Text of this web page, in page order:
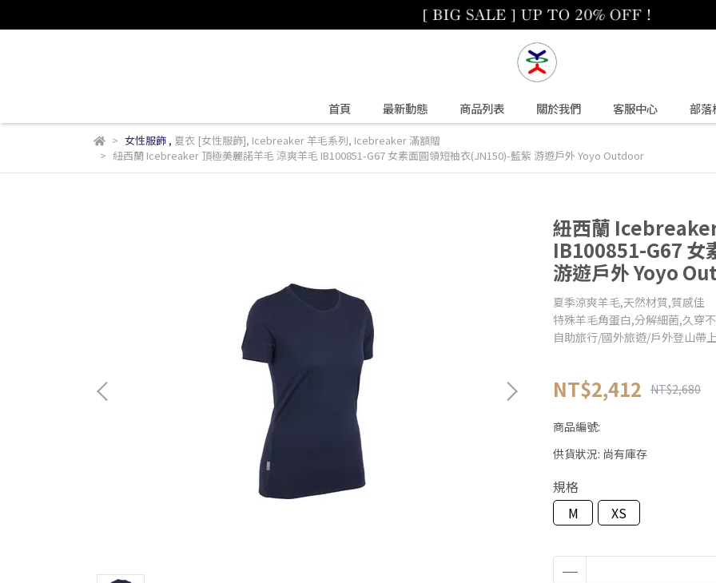
首頁 最新動態 商品列表 關於我們 客服中心 部落
女性服飾, 夏衣 [女性服飾], Icebreaker 羊毛系列, Icebreaker 滿額贈
紐西蘭 Icebreaker 頂極美麗諾羊毛 涼爽羊毛 IB100851-G67 女素面圓領短袖衣(JN150)-藍紫 游遊戶外 Yoyo Outdoor
紐西蘭
IB100851-G67 女
游遊戶外 Yoyo
夏季涼爽羊毛,天然材質,質感佳
特殊羊毛角蛋白,分解細菌,久穿
自助旅行/國外旅遊/戶外登山帶
NT$2,412 NT$2,680
商品編號:
供貨狀況: 尚有庫存
規格
M
XS